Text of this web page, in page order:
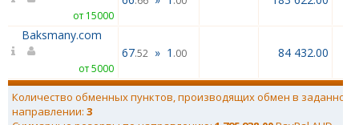
от 15000
Baksmany.com
от 5000
67.52 » 1 .00 84 432.00
Количество обменных пунктов, производящих обмен в заданном
направлении: 3